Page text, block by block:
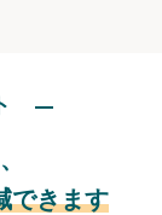
できます